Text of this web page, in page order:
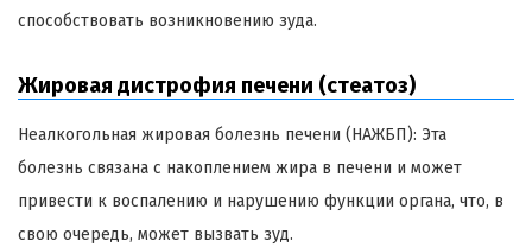
способствовать возникновению зуда.
Жировая дистрофия печени (стеатоз)
Неалкогольная жировая болезнь печени (НАЖБП): Эта
болезнь связана с накоплением жира в печени и может
привести к воспалению и нарушению функции органа, что, в
свою очередь, может вызвать зуд.